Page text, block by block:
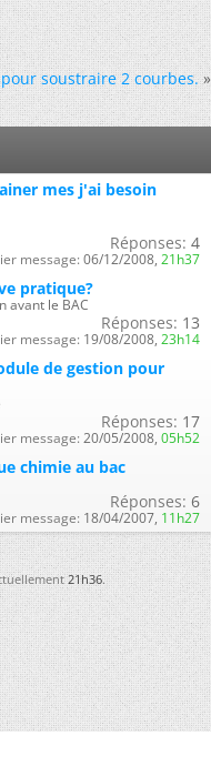
soustraire 2 courbes. »
mes j'ai besoin
Réponses: 4
message: 06/12/2008, 21h37
pratique?
avant le BAC
Réponses: 13
message: 19/08/2008, 23h14
de gestion pour
Réponses: 17
message: 20/05/2008, 05h52
chimie au bac
Réponses: 6
message: 18/04/2007, 11h27
21h36.